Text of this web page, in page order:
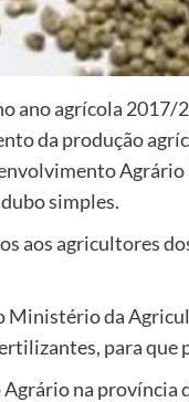
ano agrícola
da produção
simples.
aos agricultores
Ministério da
para que
na província